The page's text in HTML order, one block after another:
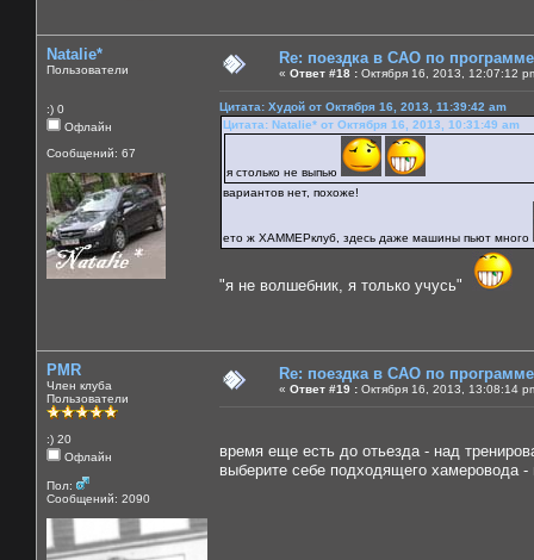
Natalie*
Пользователи
:) 0
Офлайн
Сообщений: 67
Re: поездка в САО по
« Ответ #18 : Октября 16, 2013, 12:07:12
Цитата: Худой от Октября 16, 2013, 11:39:42 am
Цитата: Natalie* от Октября 16, 2013, 10:31:49 am
я столько не выпью
вариантов нет, похоже!
ето ж ХАММЕРклуб, здесь даже машины пьют много
"я не волшебник, я только учусь"
PMR
Член клуба
Пользователи
:) 20
Офлайн
Пол:
Сообщений: 2090
Re: поездка в САО по
« Ответ #19 : Октября 16, 2013, 13:08:14
время еще есть до отьезда - над
выберите себе подходящего хамеровода -